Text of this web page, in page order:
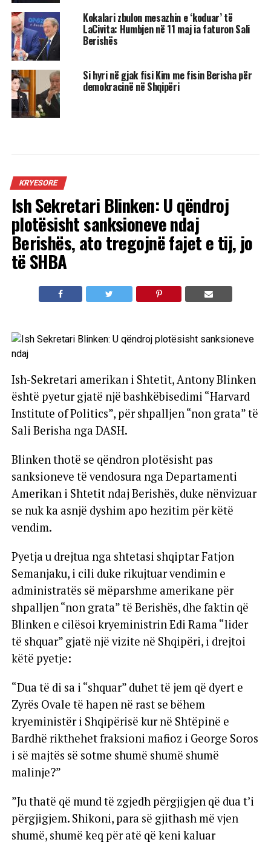
Kokalari zbulon mesazhin e ‘koduar’ të
LaCivita: Humbjen në 11 maj ia faturon Sali
Berishës
Si hyri në gjak fisi Kim me fisin Berisha për
demokracinë në Shqipëri
KRYESORE
Ish Sekretari Blinken: U qëndroj
plotësisht sanksioneve ndaj
Berishës, ato tregojnë fajet e tij, jo
të SHBA
Ish-Sekretari amerikan i Shtetit, Antony Blinken
është pyetur gjatë një bashkëbisedimi “Harvard
Institute of Politics”, për shpalljen “non grata” të
Sali Berisha nga DASH.
Blinken thotë se qëndron plotësisht pas
sanksioneve të vendosura nga Departamenti
Amerikan i Shtetit ndaj Berishës, duke nënvizuar
se nuk ka asnjë dyshim apo hezitim për këtë
vendim.
Pyetja u drejtua nga shtetasi shqiptar Fatjon
Semanjaku, i cili duke rikujtuar vendimin e
administratës së mëparshme amerikane për
shpalljen “non grata” të Berishës, dhe faktin që
Blinken e cilësoi kryeministrin Edi Rama “lider
të shquar” gjatë një vizite në Shqipëri, i drejtoi
këtë pyetje:
“Dua të di sa i “shquar” duhet të jem që dyert e
Zyrës Ovale të hapen në rast se bëhem
kryeministër i Shqipërisë kur në Shtëpinë e
Bardhë rikthehet fraksioni mafioz i George Soros
i së majtës së sotme shumë shumë shumë
malinje?”
”Ju thatë që mund të zgjedh përgjigjen që dua t’i
përgjigjem. Shikoni, para së gjithash më vjen
shumë, shumë keq për atë që keni kaluar